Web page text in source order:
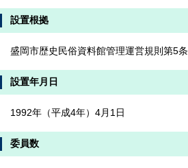
設置根拠
盛岡市歴史民俗資料館管理運営規則第5条
設置年月日
1992年（平成4年）4月1日
委員数